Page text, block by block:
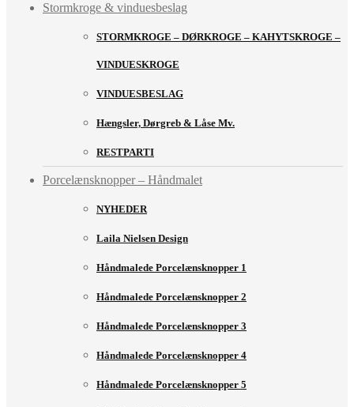
Stormkroge & vinduesbeslag
STORMKROGE – DØRKROGE – KAHYTSKROGE –
VINDUESKROGE
VINDUESBESLAG
Hængsler, Dørgreb & Låse Mv.
RESTPARTI
Porcelænsknopper – Håndmalet
NYHEDER
Laila Nielsen Design
Håndmalede Porcelænsknopper 1
Håndmalede Porcelænsknopper 2
Håndmalede Porcelænsknopper 3
Håndmalede Porcelænsknopper 4
Håndmalede Porcelænsknopper 5